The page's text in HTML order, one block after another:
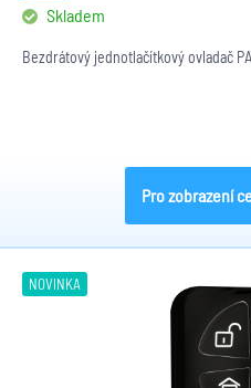
Skladem
Bezdrátový jednotlačítkový ovladač
Pro zobrazení
NOVINKA